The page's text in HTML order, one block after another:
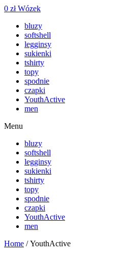
0 zł Wózek
bluzy
softshell
legginsy
sukienki
tshirty
topy
spodnie
czapki
YouthActive
men
Menu
bluzy
softshell
legginsy
sukienki
tshirty
topy
spodnie
czapki
YouthActive
men
Home / YouthActive